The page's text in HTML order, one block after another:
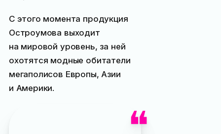
С этого момента продукция
Остроумова выходит
на мировой уровень, за ней
охотятся модные обитатели
мегаполисов Европы, Азии
и Америки.